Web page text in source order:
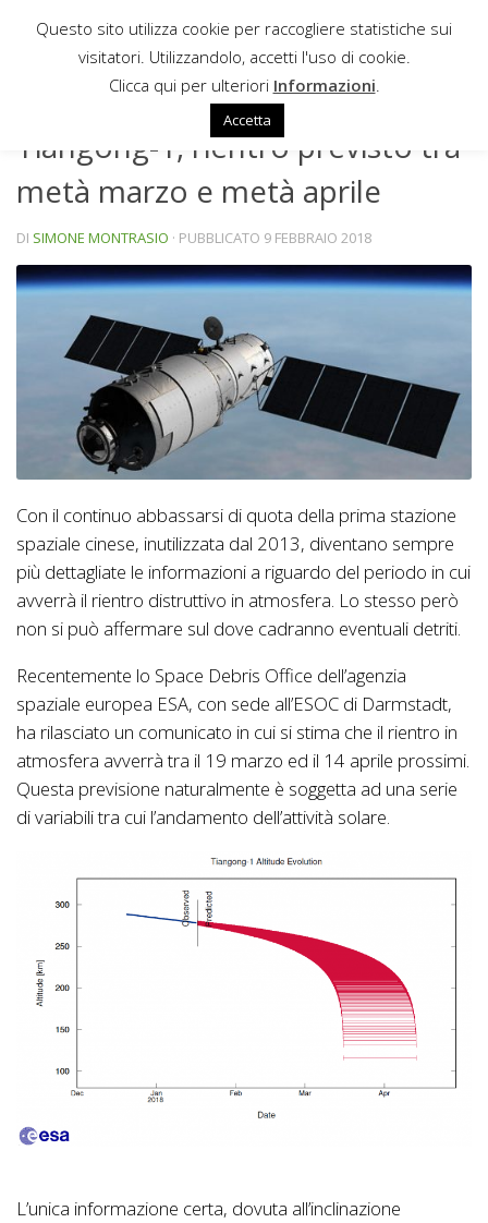
Sotto il contenuto
Tiangong-1, rientro previsto tra
metà marzo e metà aprile
DI SIMONE MONTRASIO · PUBBLICATO 9 FEBBRAIO 2018
Con il continuo abbassarsi di quota della prima stazione
spaziale cinese, inutilizzata dal 2013, diventano sempre
più dettagliate le informazioni a riguardo del periodo in cui
avverrà il rientro distruttivo in atmosfera. Lo stesso però
non si può affermare sul dove cadranno eventuali detriti.
Recentemente lo Space Debris Office dell’agenzia
spaziale europea ESA, con sede all’ESOC di Darmstadt,
ha rilasciato un comunicato in cui si stima che il rientro in
atmosfera avverrà tra il 19 marzo ed il 14 aprile prossimi.
Questa previsione naturalmente è soggetta ad una serie
di variabili tra cui l’andamento dell’attività solare.
L’unica informazione certa, dovuta all’inclinazione
Questo sito utilizza cookie per raccogliere statistiche sui
visitatori. Utilizzandolo, accetti l'uso di cookie.
Clicca qui per ulteriori Informazioni
Accetta